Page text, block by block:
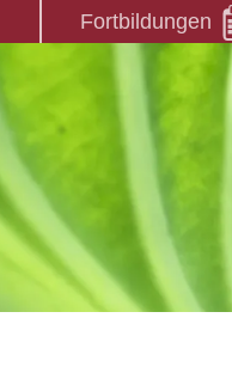
Fortbildungen